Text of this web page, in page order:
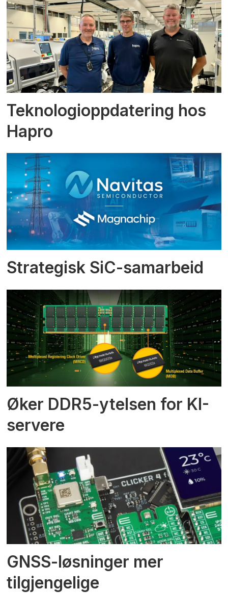
Teknologioppdatering hos
Hapro
Strategisk SiC-samarbeid
Øker DDR5-ytelsen for KI-
servere
GNSS-løsninger mer
tilgjengelige